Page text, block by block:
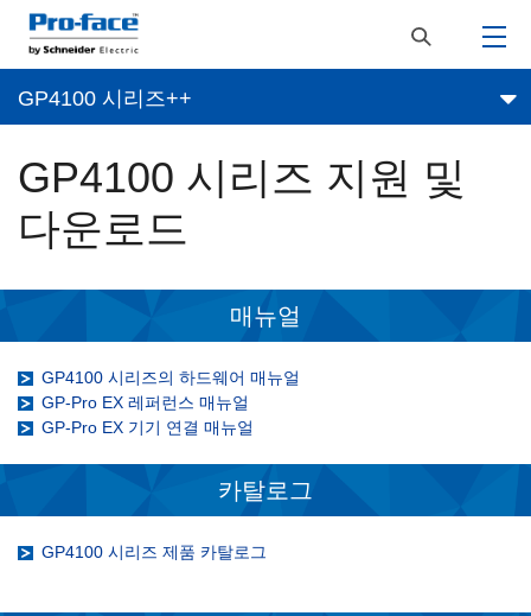
GP4100 시리즈++
GP4100 시리즈 지원 및
다운로드
매뉴얼
GP4100 시리즈의 하드웨어 매뉴얼
GP-Pro EX 레퍼런스 매뉴얼
GP-Pro EX 기기 연결 매뉴얼
카탈로그
GP4100 시리즈 제품 카탈로그